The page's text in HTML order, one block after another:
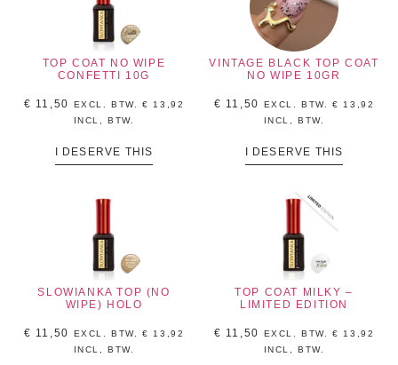
TOP COAT NO WIPE
CONFETTI 10G
€ 11,50 EXCL. BTW.€
13,92
INCL, BTW.
I DESERVE THIS
VINTAGE BLACK TOP COAT
NO WIPE 10GR
€ 11,50 EXCL. BTW.€
13,92
INCL, BTW.
I DESERVE THIS
SLOWIANKA TOP (NO
WIPE) HOLO
€ 11,50 EXCL. BTW.€
13,92
INCL, BTW.
TOP COAT MILKY –
LIMITED EDITION
€ 11,50 EXCL. BTW.€
13,92
INCL, BTW.